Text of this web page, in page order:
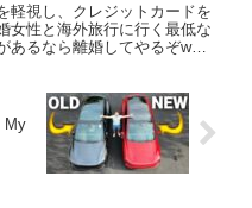
軽視し、クレジットカードを
女性と海外旅行に行く最低な
あるなら離婚してやるぞw」
My